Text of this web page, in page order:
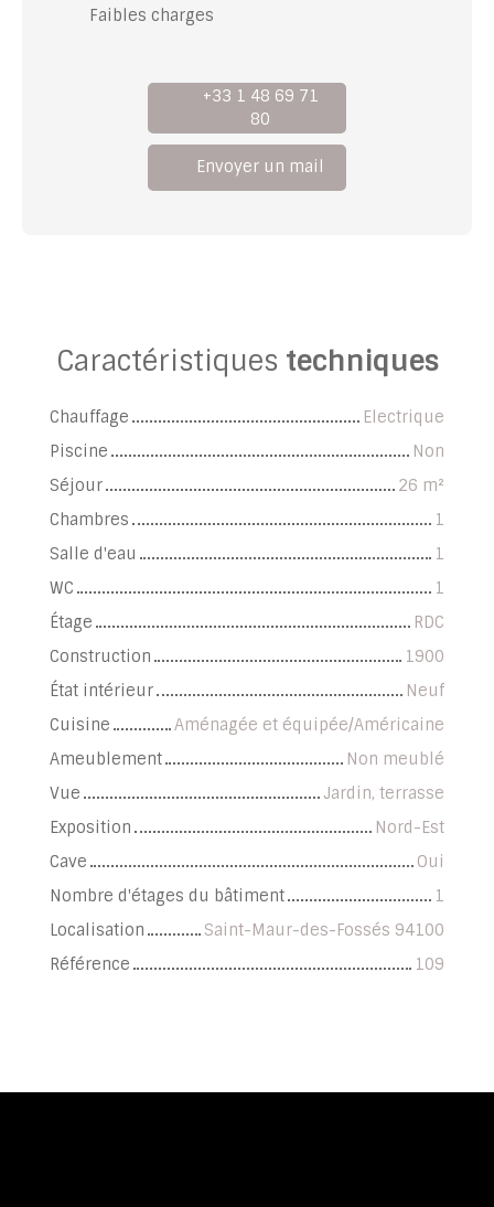
Faibles charges
+33 1 48 69 71
80
Envoyer un mail
Caractéristiques techniques
Chauffage
Electrique
Piscine
Non
Séjour
26 m²
Chambres
1
Salle d'eau
1
WC
1
Étage
RDC
Construction
1900
État intérieur
Neuf
Cuisine
Aménagée et équipée/Américaine
Ameublement
Non meublé
Vue
Jardin, terrasse
Exposition
Nord-Est
Cave
Oui
Nombre d'étages du bâtiment
1
Localisation
Saint-Maur-des-Fossés 94100
Référence
109